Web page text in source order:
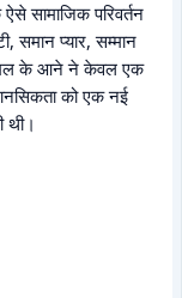
सामाजिक परिवर्तन
समान प्यार, सम्मान
के आने ने केवल एक
को एक नई
थी।